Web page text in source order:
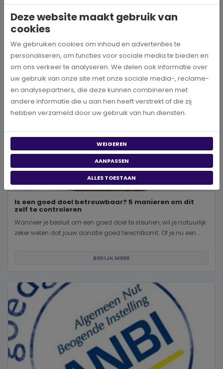
wereld, neem je een prachtig besluit. Jouw donatie kan het ve...
Is een goed doel betrouwbaar? 5 manieren om dit
zelf te controleren
Wanneer je besluit om een goed doel te steunen, wil je natuurlijk
zeker weten dat jouw donatie goed terechtkomt. Of je nu een...
BEKIJK MEER
Deze website maakt gebruik van
cookies
We gebruiken cookies om inhoud en advertenties te
personaliseren, om functies voor sociale media te bieden en
om ons verkeer te analyseren. We delen ook informatie over
uw gebruik van onze site met onze sociale media-, reclame-
en analysepartners, die deze kunnen combineren met
andere informatie die u aan hen heeft verstrekt of die zij
hebben verzameld door uw gebruik van hun diensten.
WEIGEREN
AANPASSEN
ALLES TOESTAAN